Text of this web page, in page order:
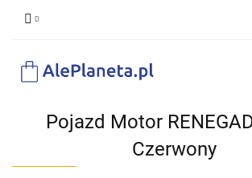
Pojazd Motor
Czerwony